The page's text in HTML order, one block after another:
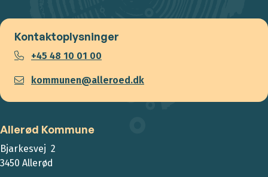
Kontaktoplysninger
+45 48 10 01 00
kommunen@alleroed.dk
Allerød Kommune
Bjarkesvej 2
3450 Allerød